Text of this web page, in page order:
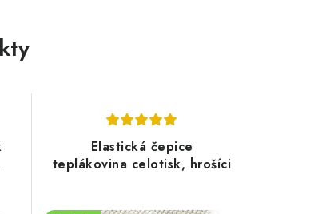
Elastická čepice
teplákovina celotisk, hrošíci